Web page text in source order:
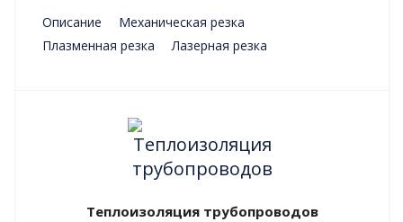
Описание
Механическая резка
Плазменная резка
Лазерная резка
Теплоизоляция трубопроводов